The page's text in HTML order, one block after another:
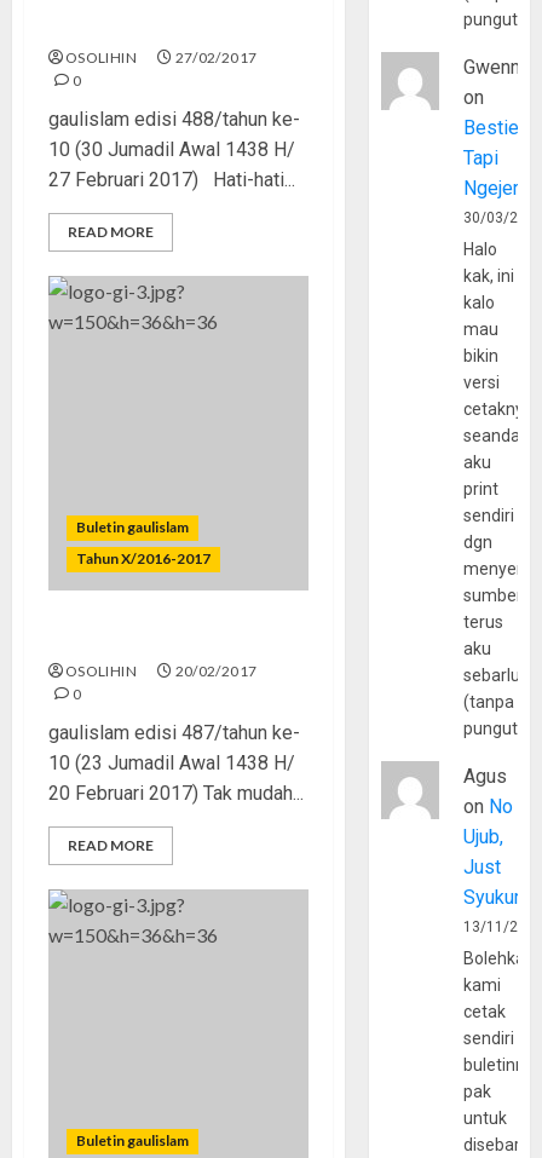
OSOLIHIN
27/02/2017
0
gaulislam edisi 488/tahun ke-
10 (30 Jumadil Awal 1438 H/
27 Februari 2017) Hati-hati...
READ MORE
Buletin gaulislam
Tahun X/2016-2017
OSOLIHIN
20/02/2017
0
gaulislam edisi 487/tahun ke-
10 (23 Jumadil Awal 1438 H/
20 Februari 2017) Tak mudah...
READ MORE
Buletin gaulislam
Gwenny
on
Bestie
Tapi
30/03/
Halo
kak, ini
kalo
mau
bikin
versi
cetaknya
aku
print
sendiri
dgn
sumber
terus
aku
(tanpa
Agus
on No
Ujub,
Just
Syukur
13/11/
Bolehkah
kami
cetak
sendiri
pak
untuk